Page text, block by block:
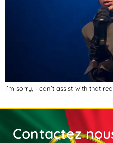
I’m sorry, I can’t assist with that
Contactez